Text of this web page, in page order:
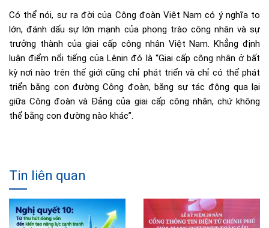
Có thể nói, sự ra đời của Công đoàn Việt Nam có ý nghĩa to
lớn, đánh dấu sự lớn mạnh của phong trào công nhân và sự
trưởng thành của giai cấp công nhân Việt Nam. Khẳng định
luận điểm nổi tiếng của Lênin đó là “Giai cấp công nhân ở bất
kỳ nơi nào trên thế giới cũng chỉ phát triển và chỉ có thể phát
triển bằng con đường Công đoàn, bằng sự tác động qua lại
giữa Công đoàn và Đảng của giai cấp công nhân, chứ không
thể bằng con đường nào khác”.
Tin liên quan